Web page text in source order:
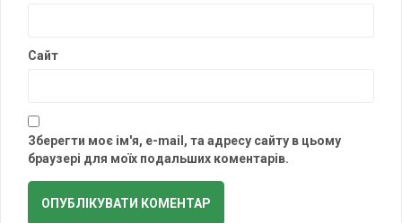
Сайт
Зберегти моє ім'я, e-mail, та адресу сайту в цьому
браузері для моїх подальших коментарів.